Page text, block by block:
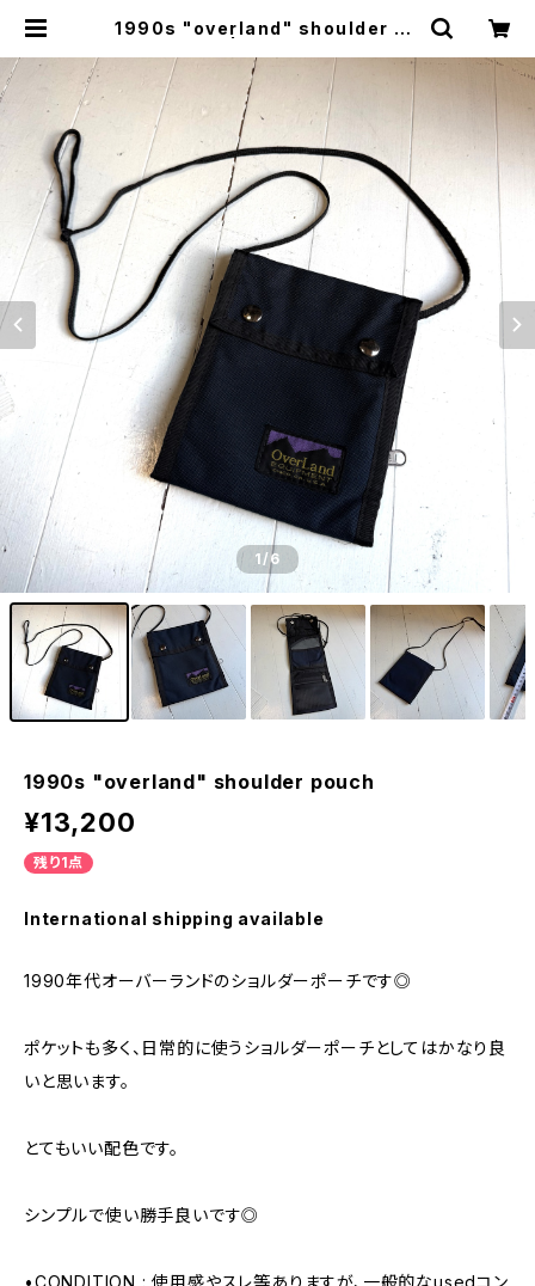
1990s "overland" shoulder po
1/6
1990s "overland" shoulder pouch
¥13,200
残り1点
International shipping available
1990年代オーバーランドのショルダーポーチです◎
ポケットも多く、日常的に使うショルダーポーチとしてはかなり良
いと思います。
とてもいい配色です。
シンプルで使い勝手良いです◎
•CONDITION : 使用感やスレ等ありますが、一般的なusedコン